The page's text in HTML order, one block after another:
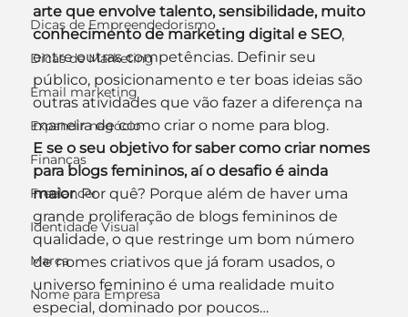
Dicas de Empreendedorismo
Dicas de Marketing
Email marketing
Expandir negócio
Finanças
Freelancer
Identidade Visual
Marca
Nome para Empresa
arte que envolve talento, sensibilidade, muito
conhecimento de marketing digital e SEO,
entre outras competências. Definir seu
público, posicionamento e ter boas ideias são
outras atividades que vão fazer a diferença na
maneira de como criar o nome para blog.
E se o seu objetivo for saber como criar nomes
para blogs femininos, aí o desafio é ainda
maior. Por quê? Porque além de haver uma
grande proliferação de blogs femininos de
qualidade, o que restringe um bom número
de nomes criativos que já foram usados, o
universo feminino é uma realidade muito
especial, dominado por poucos…